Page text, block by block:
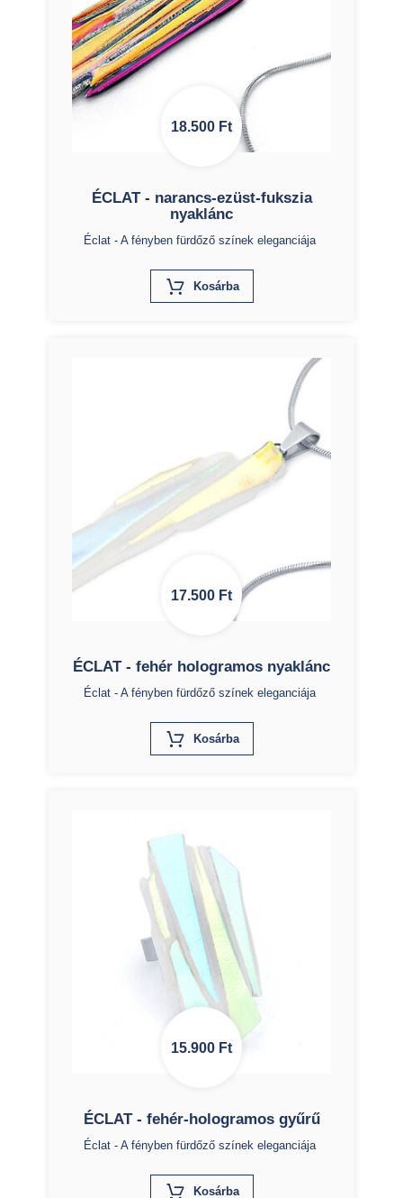
18.500 Ft
ÉCLAT - narancs-ezüst-fukszia
nyaklánc
Éclat - A fényben fürdőző színek eleganciája
KosárbaX
17.500 Ft
ÉCLAT - fehér hologramos nyaklánc
Éclat - A fényben fürdőző színek eleganciája
KosárbaX
15.900 Ft
ÉCLAT - fehér-hologramos gyűrű
Éclat - A fényben fürdőző színek eleganciája
KosárbaX